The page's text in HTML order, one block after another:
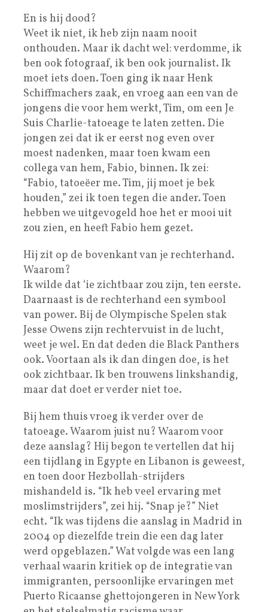
En is hij dood?
Weet ik niet, ik heb zijn naam nooit
onthouden. Maar ik dacht wel: verdomme, ik
ben ook fotograaf, ik ben ook journalist. Ik
moet iets doen. Toen ging ik naar Henk
Schiffmachers zaak, en vroeg aan een van de
jongens die voor hem werkt, Tim, om een Je
Suis Charlie-tatoeage te laten zetten. Die
jongen zei dat ik er eerst nog even over
moest nadenken, maar toen kwam een
collega van hem, Fabio, binnen. Ik zei:
“Fabio, tatoeëer me. Tim, jij moet je bek
houden,” zei ik toen tegen die ander. Toen
hebben we uitgevogeld hoe het er mooi uit
zou zien, en heeft Fabio hem gezet.
Hij zit op de bovenkant van je rechterhand.
Waarom?
Ik wilde dat ‘ie zichtbaar zou zijn, ten eerste.
Daarnaast is de rechterhand een symbool
van power. Bij de Olympische Spelen stak
Jesse Owens zijn rechtervuist in de lucht,
weet je wel. En dat deden die Black Panthers
ook. Voortaan als ik dan dingen doe, is het
ook zichtbaar. Ik ben trouwens linkshandig,
maar dat doet er verder niet toe.
Bij hem thuis vroeg ik verder over de
tatoeage. Waarom juist nu? Waarom voor
deze aanslag? Hij begon te vertellen dat hij
een tijdlang in Egypte en Libanon is geweest,
en toen door Hezbollah-strijders
mishandeld is. “Ik heb veel ervaring met
moslimstrijders”, zei hij. “Snap je?” Niet
echt. “Ik was tijdens die aanslag in Madrid in
2004 op diezelfde trein die een dag later
werd opgeblazen.” Wat volgde was een lang
verhaal waarin kritiek op de integratie van
immigranten, persoonlijke ervaringen met
Puerto Ricaanse ghettojongeren in New York